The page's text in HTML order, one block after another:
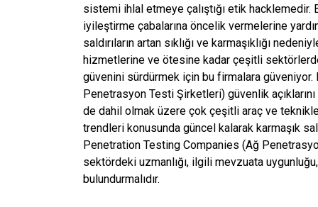
sistemi ihlal etmeye çalıştığı etik hacklemedir.
iyileştirme çabalarına öncelik vermelerine
saldırıların artan sıklığı ve karmaşıklığı
hizmetlerine ve ötesine kadar çeşitli
güvenini sürdürmek için bu firmalara
Penetrasyon Testi Şirketleri) güvenlik
de dahil olmak üzere çok çeşitli araç ve
trendleri konusunda güncel kalarak karmaşık
Penetration Testing Companies (Ağ
sektördeki uzmanlığı, ilgili mevzuata
bulundurmalıdır.